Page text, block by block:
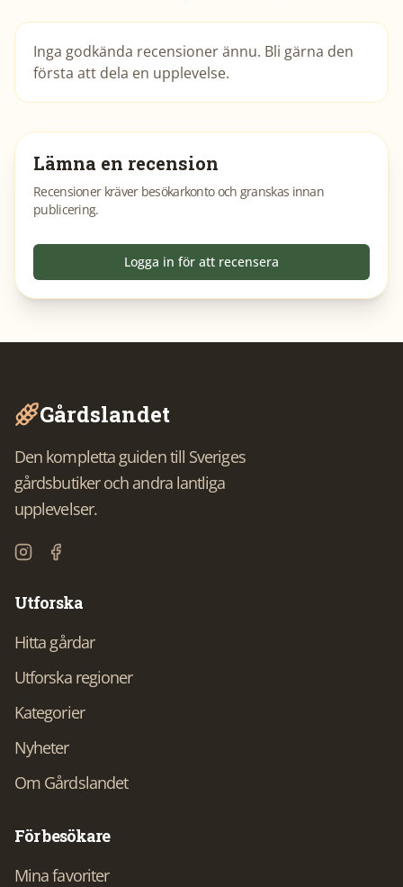
Inga godkända recensioner ännu. Bli gärna den
första att dela en upplevelse.
Lämna en recension
Recensioner kräver besökarkonto och granskas innan
publicering.
Logga in för att recensera
Gårdslandet
Den kompletta guiden till Sveriges
gårdsbutiker och andra lantliga
upplevelser.
Utforska
Hitta gårdar
Utforska regioner
Kategorier
Nyheter
Om Gårdslandet
För besökare
Mina favoriter